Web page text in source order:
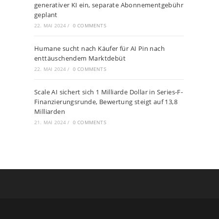
generativer KI ein, separate Abonnementgebühr
geplant
22. MAI 2024 / 0 COMMENTS
Humane sucht nach Käufer für AI Pin nach
enttäuschendem Marktdebüt
22. MAI 2024 / 0 COMMENTS
Scale AI sichert sich 1 Milliarde Dollar in Series-F-
Finanzierungsrunde, Bewertung steigt auf 13,8
Milliarden
21. MAI 2024 / 0 COMMENTS